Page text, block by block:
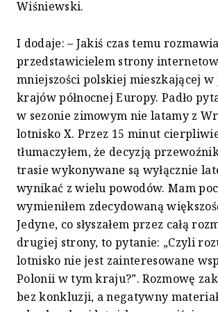
Wiśniewski.
I dodaje: – Jakiś czas temu
przedstawicielem strony
mniejszości polskiej mieszkającej w
krajów północnej Europy. Padło
w sezonie zimowym nie latamy z
lotnisko X. Przez 15 minut
tłumaczyłem, że decyzją
trasie wykonywane są wyłącznie
wynikać z wielu powodów. Mam
wymieniłem zdecydowaną
Jedyne, co słyszałem przez całą
drugiej strony, to pytanie: „Czyli
lotnisko nie jest zainteresowane
Polonii w tym kraju?”. Rozmowę
bez konkluzji, a negatywny